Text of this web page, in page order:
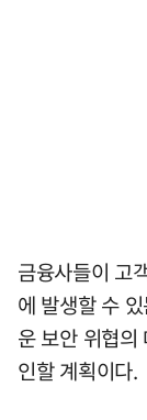
금융사들이 고
에 발생할 수
운 보안 위협의
인할 계획이다.